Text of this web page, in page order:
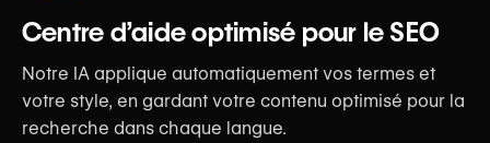
Centre d’aide optimisé pour le SEO
Notre IA applique automatiquement vos termes et
votre style, en gardant votre contenu optimisé pour la
recherche dans chaque langue.